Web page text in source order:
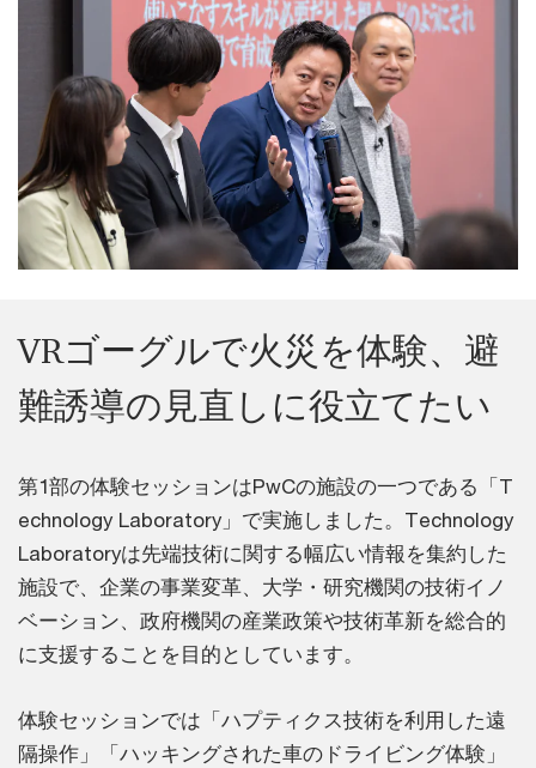
VRゴーグルで火災を体験、避
難誘導の見直しに役立てたい
第1部の体験セッションはPwCの施設の一つである「T
echnology Laboratory」で実施しました。Technology
Laboratoryは先端技術に関する幅広い情報を集約した
施設で、企業の事業変革、大学・研究機関の技術イノ
ベーション、政府機関の産業政策や技術革新を総合的
に支援することを目的としています。
体験セッションでは「ハプティクス技術を利用した遠
隔操作」「ハッキングされた車のドライビング体験」